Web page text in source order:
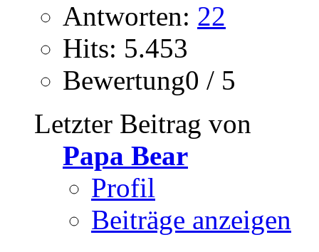
Antworten: 22
Hits: 5.453
Bewertung0 / 5
Letzter Beitrag von
Papa Bear
Profil
Beiträge anzeigen